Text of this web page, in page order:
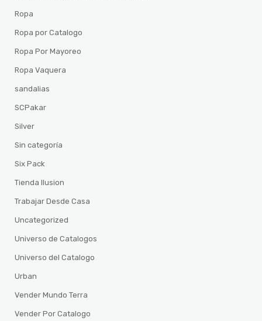
Ropa
Ropa por Catalogo
Ropa Por Mayoreo
Ropa Vaquera
sandalias
SCPakar
Silver
Sin categoría
Six Pack
Tienda Ilusion
Trabajar Desde Casa
Uncategorized
Universo de Catalogos
Universo del Catalogo
Urban
Vender Mundo Terra
Vender Por Catalogo